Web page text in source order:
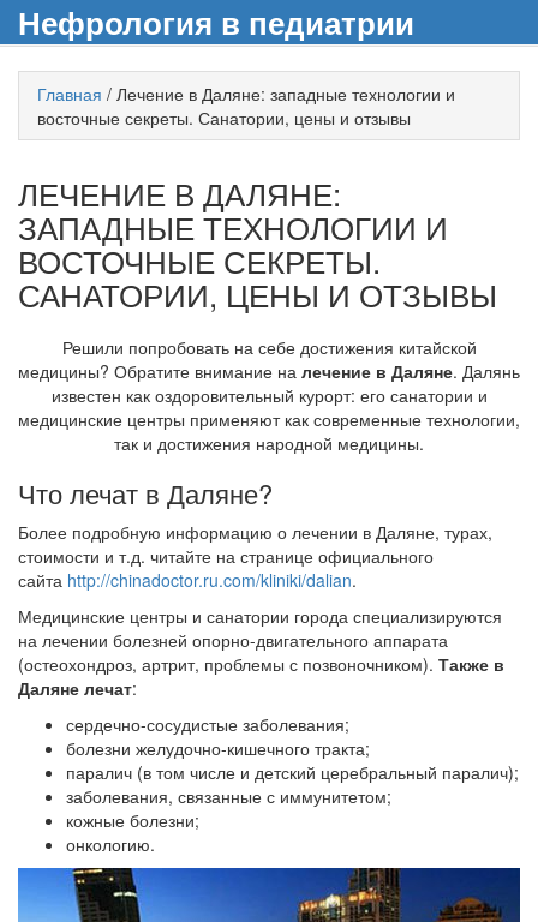
Нефрология в педиатрии
Главная / Лечение в Даляне: западные технологии и
восточные секреты. Санатории, цены и отзывы
ЛЕЧЕНИЕ В ДАЛЯНЕ:
ЗАПАДНЫЕ ТЕХНОЛОГИИ И
ВОСТОЧНЫЕ СЕКРЕТЫ.
САНАТОРИИ, ЦЕНЫ И ОТЗЫВЫ
Решили попробовать на себе достижения китайской
медицины? Обратите внимание на лечение в Даляне. Далянь
известен как оздоровительный курорт: его санатории и
медицинские центры применяют как современные технологии,
так и достижения народной медицины.
Что лечат в Даляне?
Более подробную информацию о лечении в Даляне, турах,
стоимости и т.д. читайте на странице официального
сайта http://chinadoctor.ru.com/kliniki/dalian.
Медицинские центры и санатории города специализируются
на лечении болезней опорно-двигательного аппарата
(остеохондроз, артрит, проблемы с позвоночником). Также в
Даляне лечат:
сердечно-сосудистые заболевания;
болезни желудочно-кишечного тракта;
паралич (в том числе и детский церебральный паралич);
заболевания, связанные с иммунитетом;
кожные болезни;
онкологию.